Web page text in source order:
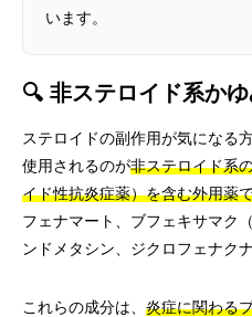
います。
🔍 非ステロイド系か
ステロイドの副作用が気になる
使用されるのが非ステロイド系
イド性抗炎症薬）を含む外用薬
フェナマート、ブフェキサマク
ンドメタシン、ジクロフェナク
これらの成分は、 炎症に関わる